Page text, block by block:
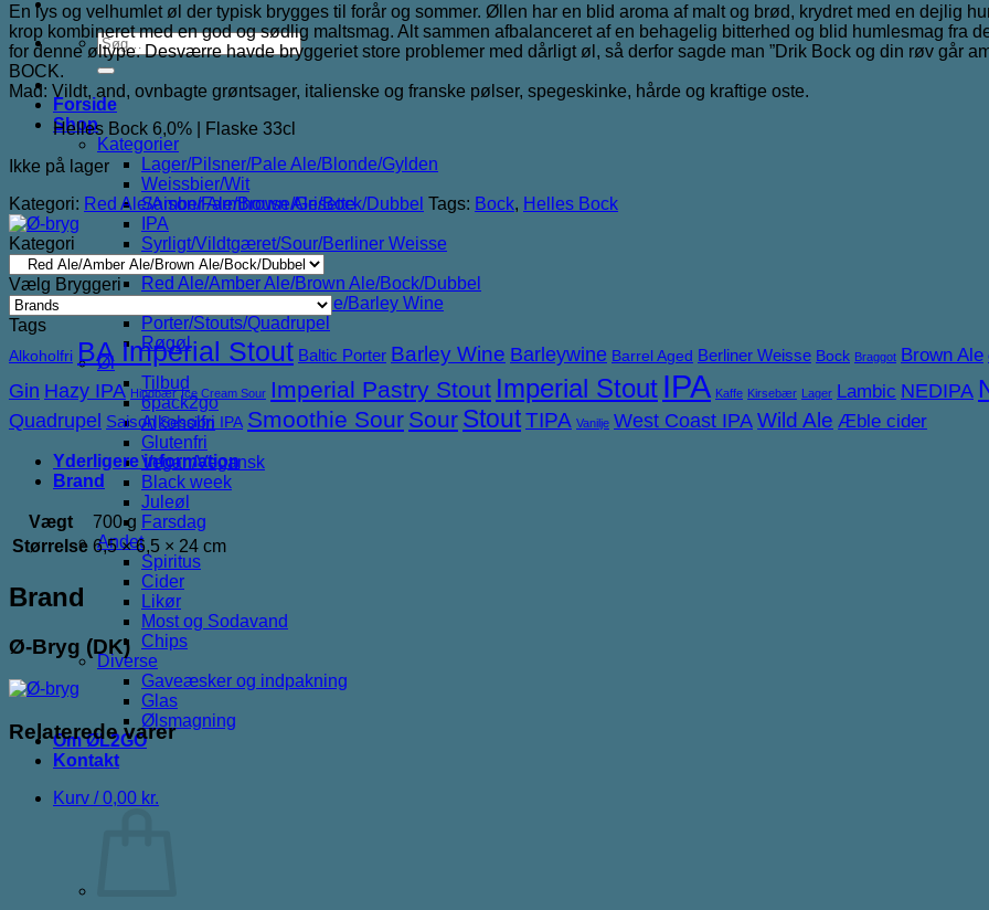
Søg
efter:
Forside
Shop
Kategorier
Lager/Pilsner/Pale Ale/Blonde/Gylden
Weissbier/Wit
Saison/Farmhouse/Grisette
IPA
Syrligt/Vildtgæret/Sour/Berliner Weisse
Mjød/Melomel/Braggot
Red Ale/Amber Ale/Brown Ale/Bock/Dubbel
Strong Ale/Dark Ale/Triple/Barley Wine
Porter/Stouts/Quadrupel
Røgøl
Øl
Tilbud
6pack2go
Alkoholfri
Glutenfri
Vegan/Vegansk
Black week
Juleøl
Farsdag
Andet
Spiritus
Cider
Likør
Most og Sodavand
Chips
Diverse
Gaveæsker og indpakning
Glas
Ølsmagning
Om ØL2GO
Kontakt
Kurv /0,00 kr.
En lys og velhumlet øl der typisk brygges til forår og sommer. Øllen har en blid aroma af malt og brød, krydret med en dejlig
krop kombineret med en god og sødlig maltsmag. Alt sammen afbalanceret af en behagelig bitterhed og blid humlesmag fra
for denne øltype. Desværre havde bryggeriet store problemer med dårligt øl, så derfor sagde man ”Drik Bock og din røv går
BOCK.
Mad: Vildt, and, ovnbagte grøntsager, italienske og franske pølser, spegeskinke, hårde og kraftige oste.
Helles Bock 6,0% | Flaske 33cl
Ikke på lager
Kategori: Red Ale/Amber Ale/Brown Ale/Bock/Dubbel Tags: Bock, Helles Bock
Kategori
Vælg Bryggeri
Tags
Alkoholfri BA Imperial Stout Baltic Porter Barley Wine Barleywine Barrel Aged Berliner Weisse Bock Braggot Brown Ale
Gin Hazy IPA Hindbær Ice Cream Sour Imperial Pastry Stout Imperial Stout IPA Kaffe Kirsebær Lager Lambic NEDIPA
Quadrupel Saison Session IPA Smoothie Sour Sour StoutTIPA Vanilje West Coast IPAWild Ale Æble cider
Yderligere information
Brand
Vægt
700 g
Størrelse 6,5 × 6,5 × 24 cm
Brand
Ø-Bryg (DK)
Relaterede varer